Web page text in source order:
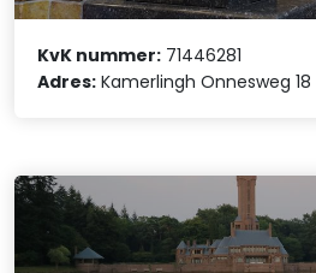
KvK nummer: 71446281
Adres: Kamerlingh Onnesweg 18